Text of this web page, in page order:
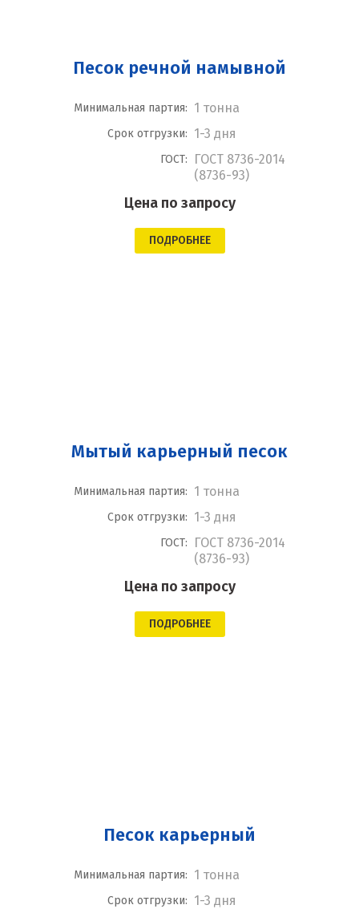
Песок речной намывной
Минимальная партия: 1 тонна
Срок отгрузки: 1-3 дня
ГОСТ:
ГОСТ 8736-2014
(8736-93)
Цена по запросу
ПОДРОБНЕЕ
Мытый карьерный песок
Минимальная партия: 1 тонна
Срок отгрузки: 1-3 дня
ГОСТ:
ГОСТ 8736-2014
(8736-93)
Цена по запросу
ПОДРОБНЕЕ
Песок карьерный
Минимальная партия: 1 тонна
Срок отгрузки: 1-3 дня